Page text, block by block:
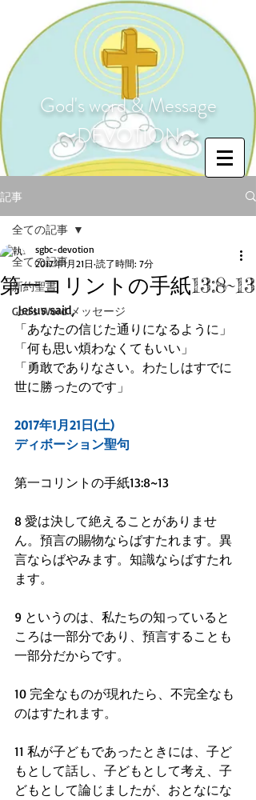
God's word & Message
〜DEVOTION〜
記事
全ての記事
新約聖書
God's Word メッセージ
全ての記事
第一コリントの手紙13:8~13
sgbc-devotion
2017年1月21日 読了時間: 7分
Jesus said,
「あなたの信じた通りになるように」
「何も思い煩わなくてもいい」
「勇敢でありなさい。わたしはすでに
世に勝ったのです」
2017年1月21日(土)
ディボーション聖句
第一コリントの手紙13:8~13
8 愛は決して絶えることがありませ
ん。預言の賜物ならばすたれます。異
言ならばやみます。知識ならばすたれ
ます。
9 というのは、私たちの知っていると
ころは一部分であり、預言することも
一部分だからです。
10 完全なものが現れたら、不完全なも
のはすたれます。
11 私が子どもであったときには、子ど
もとして話し、子どもとして考え、子
どもとして論じましたが、おとなにな